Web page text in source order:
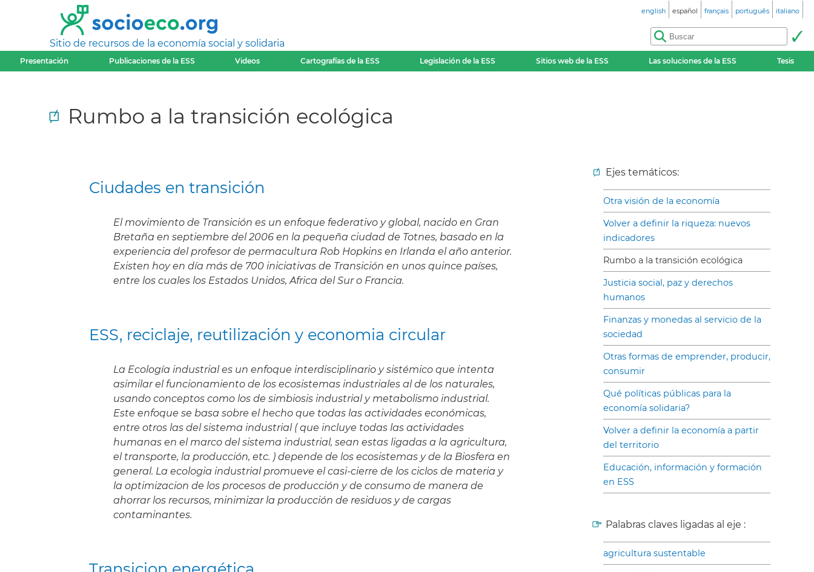
Sitio de recursos de la economía social y solidaria
english español français português italiano
Presentación Publicaciones de la ESS Videos Cartografías de la ESS Legislación de la ESS Sitios web de la ESS Las soluciones de la ESS Tesis
Rumbo a la transición ecológica
Ciudades en transición
El movimiento de Transición es un enfoque federativo y global, nacido en Gran
Bretaña en septiembre del 2006 en la pequeña ciudad de Totnes, basado en la
experiencia del profesor de permacultura Rob Hopkins en Irlanda el año anterior.
Existen hoy en día más de 700 iniciativas de Transición en unos quince países,
entre los cuales los Estados Unidos, Africa del Sur o Francia.
ESS, reciclaje, reutilización y economia circular
La Ecología industrial es un enfoque interdisciplinario y sistémico que intenta
asimilar el funcionamiento de los ecosistemas industriales al de los naturales,
usando conceptos como los de simbiosis industrial y metabolismo industrial.
Este enfoque se basa sobre el hecho que todas las actividades económicas,
entre otros las del sistema industrial ( que incluye todas las actividades
humanas en el marco del sistema industrial, sean estas ligadas a la agricultura,
el transporte, la producción, etc. ) depende de los ecosistemas y de la Biosfera en
general. La ecologia industrial promueve el casi-cierre de los ciclos de materia y
la optimizacion de los procesos de producción y de consumo de manera de
ahorrar los recursos, minimizar la producción de residuos y de cargas
contaminantes.
Ejes temáticos:
Otra visión de la economía
Volver a definir la riqueza: nuevos
indicadores
Rumbo a la transición ecológica
Justicia social, paz y derechos
humanos
Finanzas y monedas al servicio de la
sociedad
Otras formas de emprender, producir,
consumir
Qué políticas públicas para la
economía solidaria?
Volver a definir la economía a partir
del territorio
Educación, información y formación
en ESS
Palabras claves ligadas al eje :
agricultura sustentable